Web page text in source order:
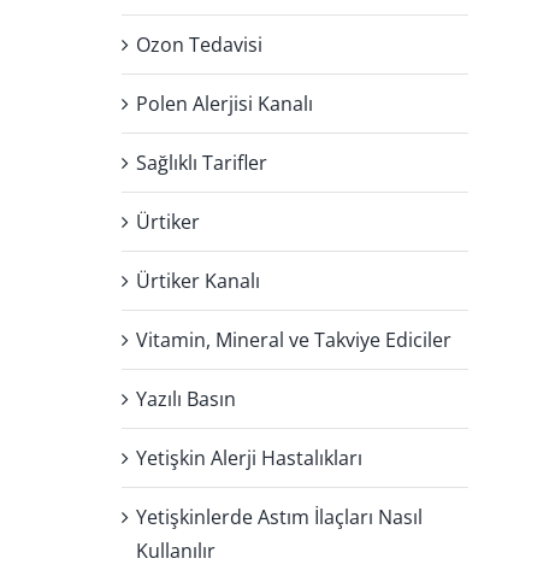
Ozon Tedavisi
Polen Alerjisi Kanalı
Sağlıklı Tarifler
Ürtiker
Ürtiker Kanalı
Vitamin, Mineral ve Takviye Ediciler
Yazılı Basın
Yetişkin Alerji Hastalıkları
Yetişkinlerde Astım İlaçları Nasıl
Kullanılır